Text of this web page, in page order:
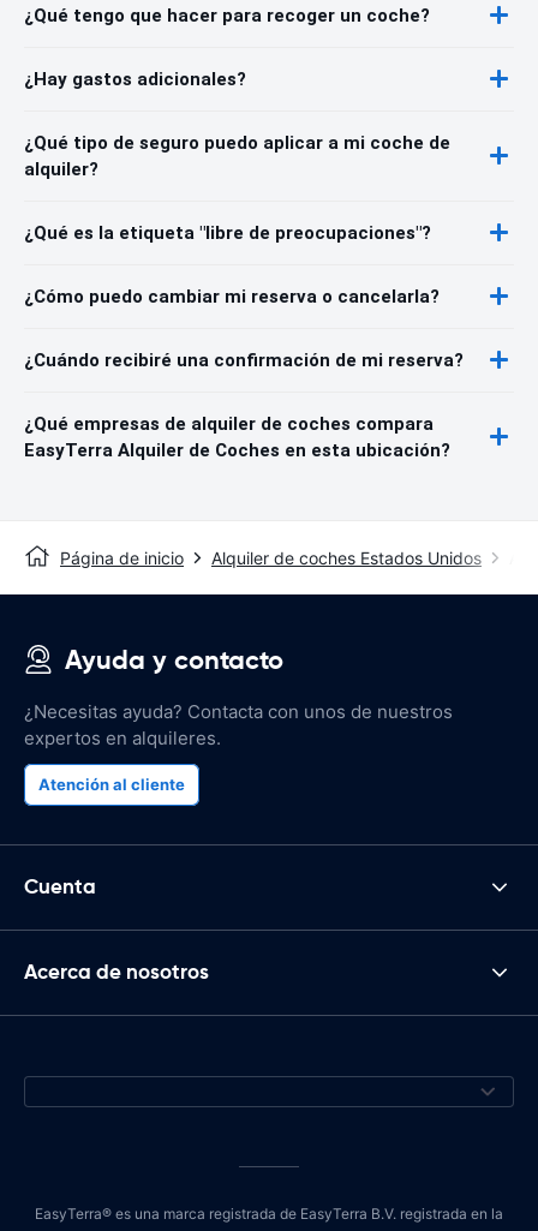
¿Qué tengo que hacer para recoger un coche?
¿Hay gastos adicionales?
¿Qué tipo de seguro puedo aplicar a mi coche de
alquiler?
¿Qué es la etiqueta "libre de preocupaciones"?
¿Cómo puedo cambiar mi reserva o cancelarla?
¿Cuándo recibiré una confirmación de mi reserva?
¿Qué empresas de alquiler de coches compara
EasyTerra Alquiler de Coches en esta ubicación?
Página de inicio Alquiler de coches Estados Unidos
Ayuda y contacto
¿Necesitas ayuda? Contacta con unos de nuestros
expertos en alquileres.
Atención al cliente
Cuenta
Acerca de nosotros
EasyTerra® es una marca registrada de EasyTerra B.V. registrada en la